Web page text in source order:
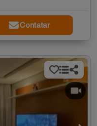
Contatar